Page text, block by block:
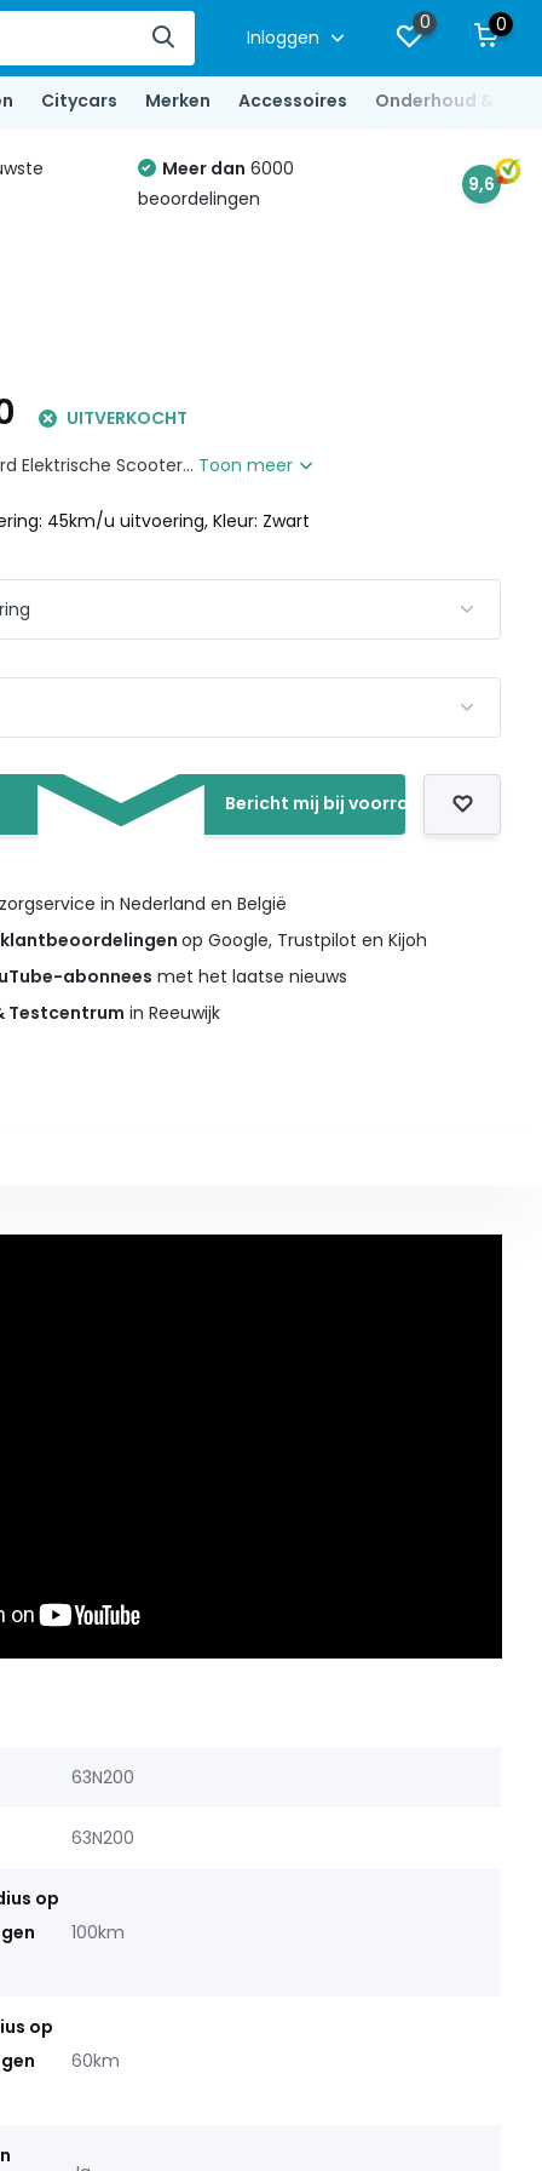
Inloggen
0 0
Citycars Merken Accessoires Onderhoud &
Meer dan 6000
beoordelingen
9,6
UITVERKOCHT
Elektrische Scooter... Toon meer
45km/u uitvoering, Kleur: Zwart
Bericht mij bij voorraad
in Nederland en België
klantbeoordelingenop Google, Trustpilot en Kijoh
abonnees met het laatse nieuws
Testcentrum in Reeuwijk
63N200
63N200
op
100km
op
60km